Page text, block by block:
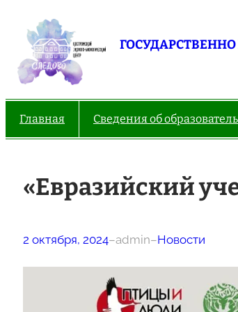
содержимому
Главная Сведения об
«Евразийский
2 октября, 2024–admin–Новости